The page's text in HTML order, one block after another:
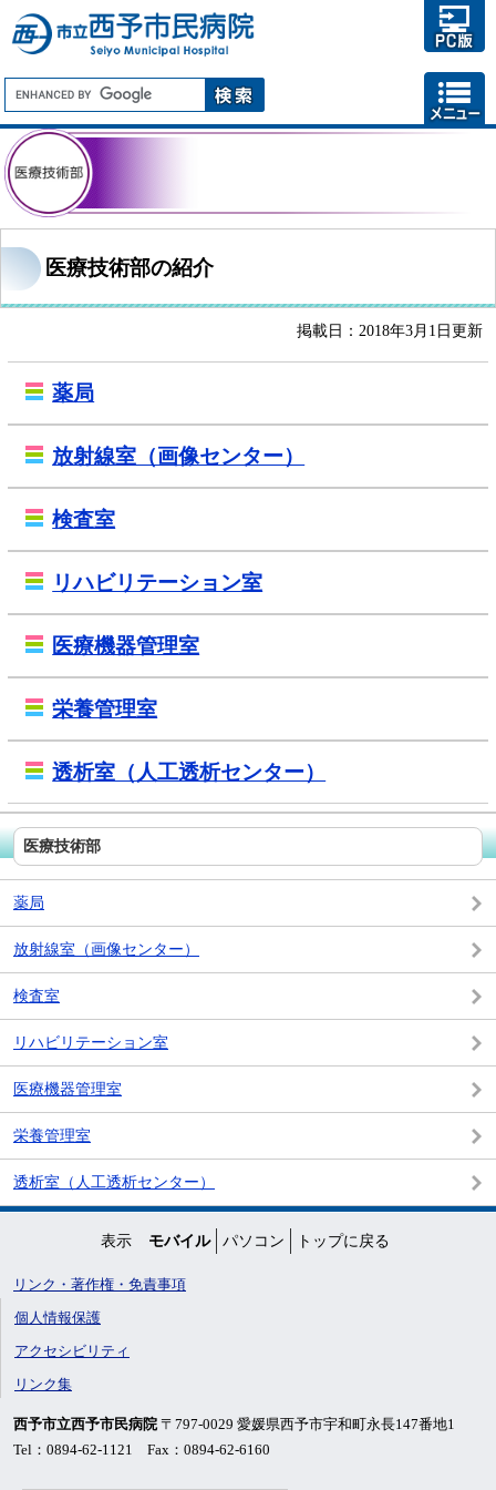
医療技術部の紹介
掲載日：2018年3月1日更新
薬局
放射線室（画像センター）
検査室
リハビリテーション室
医療機器管理室
栄養管理室
透析室（人工透析センター）
医療技術部
薬局
放射線室（画像センター）
検査室
リハビリテーション室
医療機器管理室
栄養管理室
透析室（人工透析センター）
表示 モバイル パソコン トップに戻る
リンク・著作権・免責事項
個人情報保護
アクセシビリティ
リンク集
西予市立西予市民病院 〒797-0029 愛媛県西予市宇和町永長147番地1
Tel：0894-62-1121 Fax：0894-62-6160